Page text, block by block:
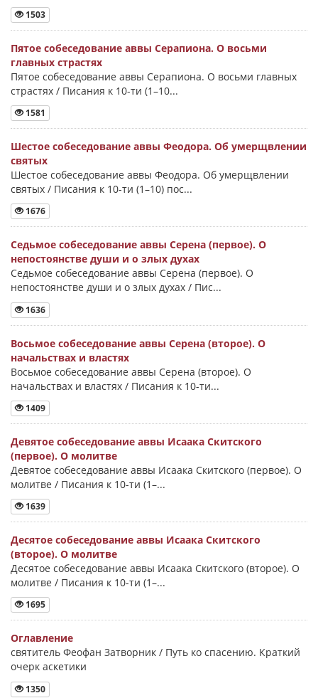
1503
Пятое собеседование аввы Серапиона. О восьми
главных страстях
Пятое собеседование аввы Серапиона. О восьми главных
страстях / Писания к 10-ти (1–10...
1581
Шестое собеседование аввы Феодора. Об умерщвлении
святых
Шестое собеседование аввы Феодора. Об умерщвлении
святых / Писания к 10-ти (1–10) пос...
1676
Седьмое собеседование аввы Серена (первое). О
непостоянстве души и о злых духах
Седьмое собеседование аввы Серена (первое). О
непостоянстве души и о злых духах / Пис...
1636
Восьмое собеседование аввы Серена (второе). О
начальствах и властях
Восьмое собеседование аввы Серена (второе). О
начальствах и властях / Писания к 10-ти...
1409
Девятое собеседование аввы Исаака Скитского
(первое). О молитве
Девятое собеседование аввы Исаака Скитского (первое). О
молитве / Писания к 10-ти (1–...
1639
Десятое собеседование аввы Исаака Скитского
(второе). О молитве
Десятое собеседование аввы Исаака Скитского (второе). О
молитве / Писания к 10-ти (1–...
1695
Оглавление
святитель Феофан Затворник / Путь ко спасению. Краткий
очерк аскетики
1350